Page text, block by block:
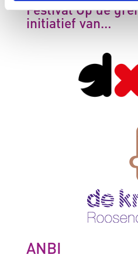
Festival Op de
initiatief van…
ANBI